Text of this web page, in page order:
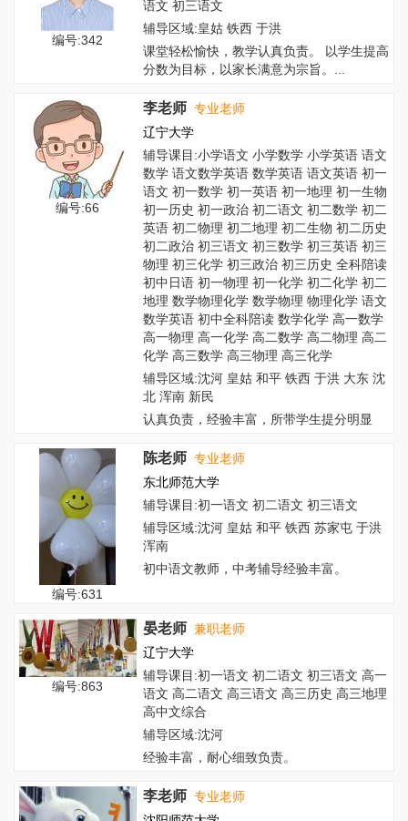
编号:342
语文 初三语文
辅导区域:皇姑 铁西 于洪
课堂轻松愉快，教学认真负责。 以学生提高
分数为目标，以家长满意为宗旨。...
编号:66
李老师 专业老师
辽宁大学
辅导课目:小学语文 小学数学 小学英语 语文
数学 语文数学英语 数学英语 语文英语 初一
语文 初一数学 初一英语 初一地理 初一生物
初一历史 初一政治 初二语文 初二数学 初二
英语 初二物理 初二地理 初二生物 初二历史
初二政治 初三语文 初三数学 初三英语 初三
物理 初三化学 初三政治 初三历史 全科陪读
初中日语 初一物理 初一化学 初二化学 初二
地理 数学物理化学 数学物理 物理化学 语文
数学英语 初中全科陪读 数学化学 高一数学
高一物理 高一化学 高二数学 高二物理 高二
化学 高三数学 高三物理 高三化学
辅导区域:沈河 皇姑 和平 铁西 于洪 大东 沈
北 浑南 新民
认真负责，经验丰富，所带学生提分明显
编号:631
陈老师 专业老师
东北师范大学
辅导课目:初一语文 初二语文 初三语文
辅导区域:沈河 皇姑 和平 铁西 苏家屯 于洪
浑南
初中语文教师，中考辅导经验丰富。
编号:863
晏老师 兼职老师
辽宁大学
辅导课目:初一语文 初二语文 初三语文 高一
语文 高二语文 高三语文 高三历史 高三地理
高中文综合
辅导区域:沈河
经验丰富，耐心细致负责。
李老师 专业老师